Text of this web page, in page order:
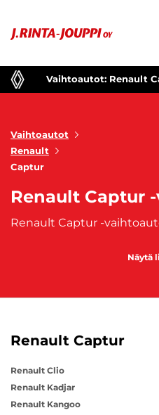
Vaihtoautot: Renault
Vaihtoautot
Renault
Captur
Renault Captur
Näytä
Renault Captur
Renault Clio
Renault Kadjar
Renault Kangoo